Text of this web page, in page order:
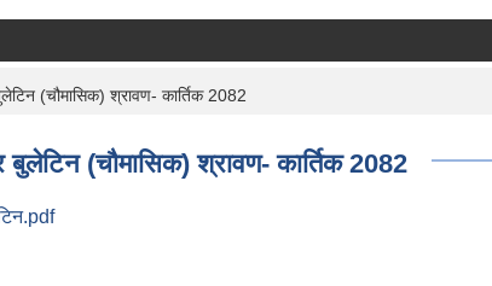
(चौमासिक) श्रावण- कार्तिक 2082
बुलेटिन (चौमासिक) श्रावण- कार्तिक 2082